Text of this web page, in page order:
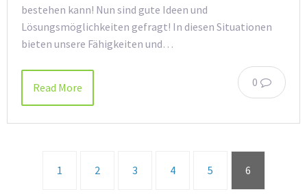
bestehen kann! Nun sind gute Ideen und
Lösungsmöglichkeiten gefragt! In diesen Situationen
bieten unsere Fähigkeiten und…
0
Read More
1 2 3 4 5 6